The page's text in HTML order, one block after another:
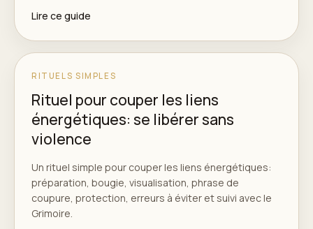
Lire ce guide
RITUELS SIMPLES
Rituel pour couper les liens
énergétiques: se libérer sans
violence
Un rituel simple pour couper les liens énergétiques:
préparation, bougie, visualisation, phrase de
coupure, protection, erreurs à éviter et suivi avec le
Grimoire.